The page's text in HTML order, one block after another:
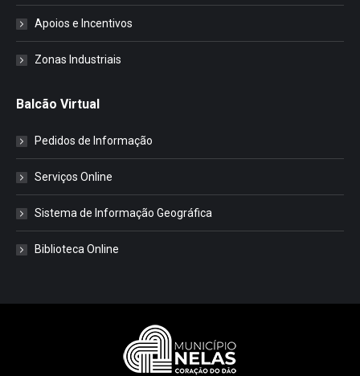
Apoios e Incentivos
Zonas Industriais
Balcão Virtual
Pedidos de Informação
Serviços Online
Sistema de Informação Geográfica
Biblioteca Online